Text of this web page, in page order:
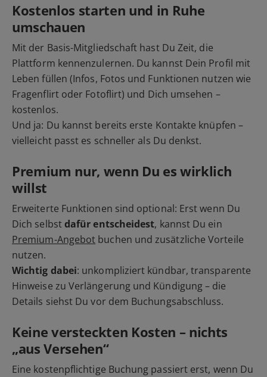
Kostenlos starten und in Ruhe
umschauen
Mit der Basis-Mitgliedschaft hast Du Zeit, die
Plattform kennenzulernen. Du kannst Dein Profil mit
Leben füllen (Infos, Fotos und Funktionen nutzen wie
Fragenflirt oder Fotoflirt) und Dich umsehen –
kostenlos.
Und ja: Du kannst bereits erste Kontakte knüpfen –
vielleicht passt es schneller als Du denkst.
Premium nur, wenn Du es wirklich
willst
Erweiterte Funktionen sind optional: Erst wenn Du
Dich selbstdafür entscheidest, kannst Du ein
Premium-Angebot buchen und zusätzliche Vorteile
nutzen.
Wichtig dabei: unkompliziert kündbar, transparente
Hinweise zu Verlängerung und Kündigung – die
Details siehst Du vor dem Buchungsabschluss.
Keine versteckten Kosten – nichts
„aus Versehen“
Eine kostenpflichtige Buchung passiert erst, wenn Du